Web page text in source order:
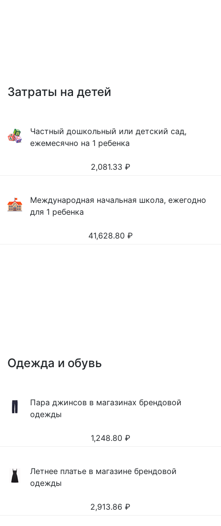
Затраты на детей
Частный дошкольный или детский сад,
ежемесячно на 1 ребенка
2,081.33 ₽
Международная начальная школа, ежегодно
для 1 ребенка
41,628.80 ₽
Одежда и обувь
Пара джинсов в магазинах брендовой
одежды
1,248.80 ₽
Летнее платье в магазине брендовой
одежды
2,913.86 ₽